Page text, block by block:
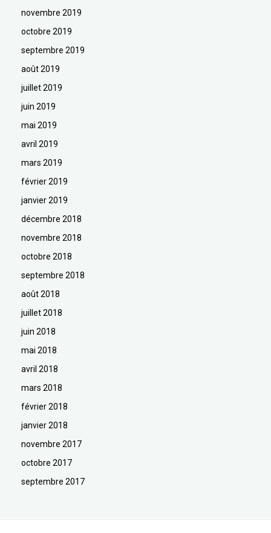
novembre 2019
octobre 2019
septembre 2019
août 2019
juillet 2019
juin 2019
mai 2019
avril 2019
mars 2019
février 2019
janvier 2019
décembre 2018
novembre 2018
octobre 2018
septembre 2018
août 2018
juillet 2018
juin 2018
mai 2018
avril 2018
mars 2018
février 2018
janvier 2018
novembre 2017
octobre 2017
septembre 2017